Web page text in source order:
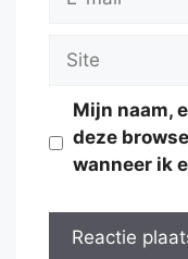
Site
Mijn naam,
deze
wanneer ik